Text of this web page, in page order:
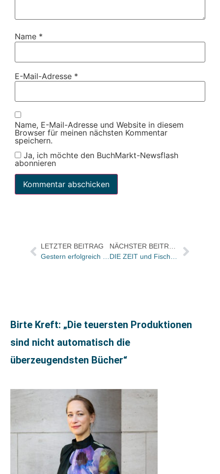
Name *
E-Mail-Adresse *
Name, E-Mail-Adresse und Website in diesem
Browser für meinen nächsten Kommentar
speichern.
Ja, ich möchte den BuchMarkt-Newsflash
abonnieren
LETZTER BEITRAG
Birte Kreft: „Die teuersten Produktionen
sind nicht automatisch die
überzeugendsten Bücher“